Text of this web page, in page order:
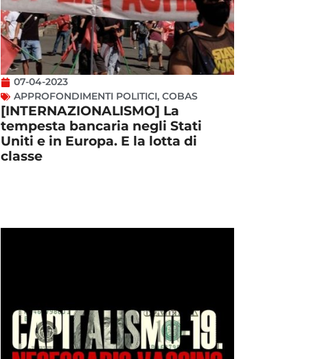
07-04-2023
APPROFONDIMENTI POLITICI, COBAS
[INTERNAZIONALISMO] La
tempesta bancaria negli Stati
Uniti e in Europa. E la lotta di
classe